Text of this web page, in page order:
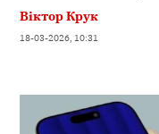
Віктор Крук
18-03-2026, 10:31